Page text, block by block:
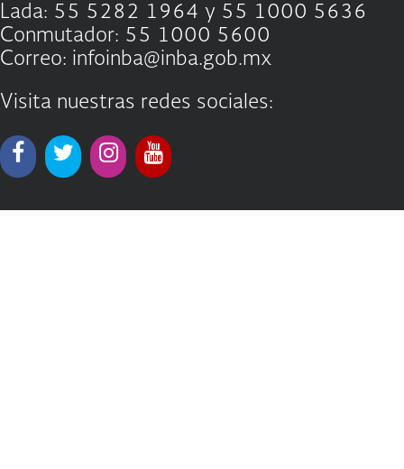
Lada: 55 5282 1964 y 55 1000 5636
Conmutador: 55 1000 5600
Correo: infoinba@inba.gob.mx
Visita nuestras redes sociales: